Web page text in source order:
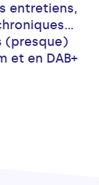
entretiens,
(presque)
et en DAB+